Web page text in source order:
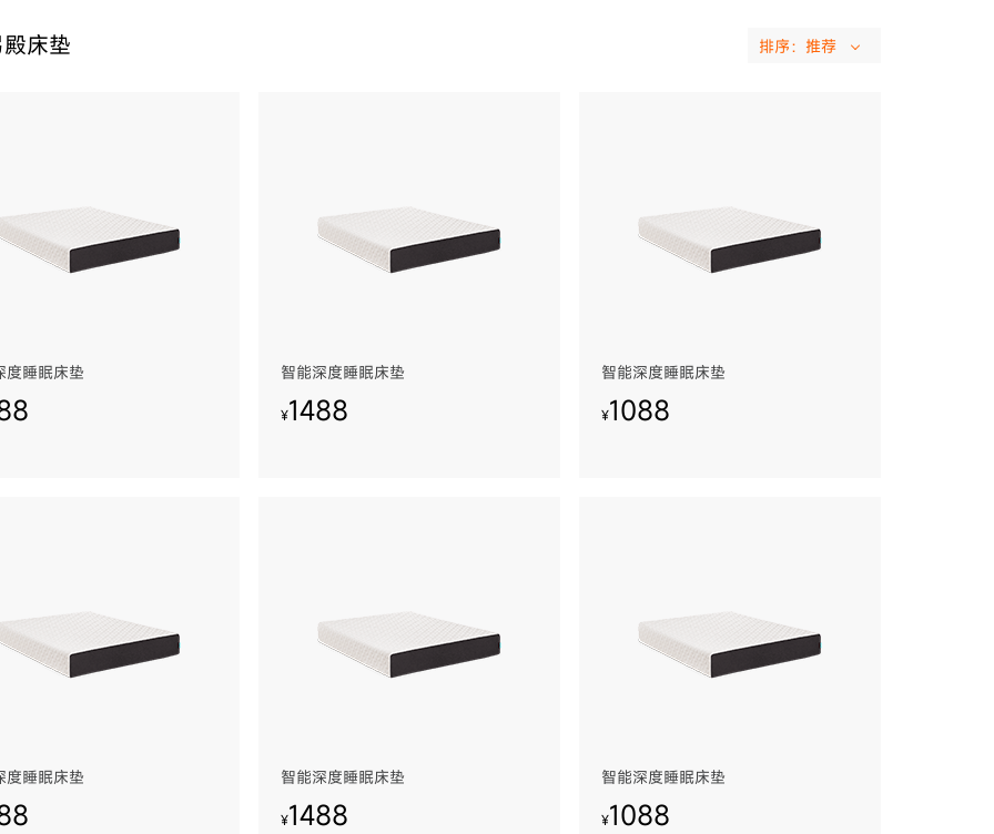
床垫
度睡眠床垫 智能深度睡眠床垫
¥1488
智能深度睡眠床垫
¥1088
度睡眠床垫 智能深度睡眠床垫
¥1488
智能深度睡眠床垫
¥1088